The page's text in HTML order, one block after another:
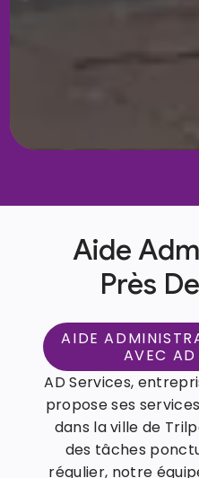
Aide
Près
AIDE
AVEC AD
AD Services,
propose ses
dans la ville de
des tâches
régulier, notre